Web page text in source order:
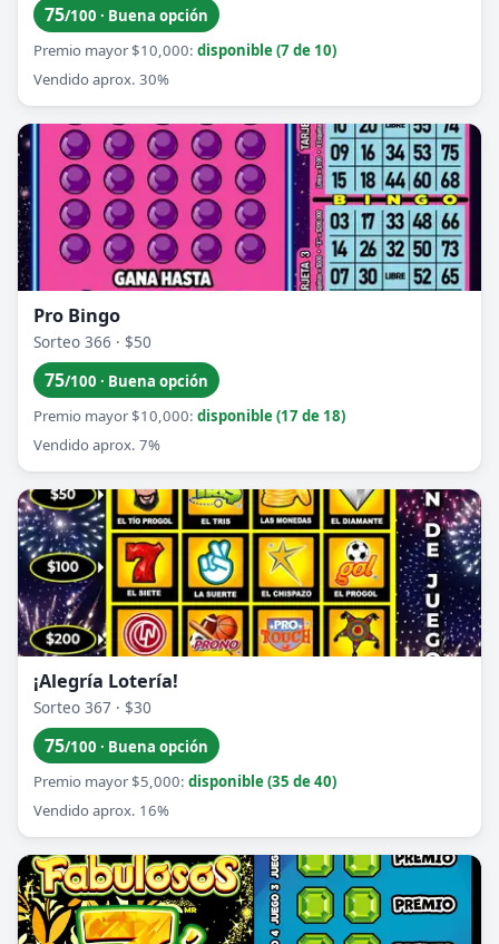
75/100 · Buena opción
Premio mayor $10,000: disponible (7 de 10)
Vendido aprox. 30%
Pro Bingo
Sorteo 366 · $50
75/100 · Buena opción
Premio mayor $10,000: disponible (17 de 18)
Vendido aprox. 7%
¡Alegría Lotería!
Sorteo 367 · $30
75/100 · Buena opción
Premio mayor $5,000: disponible (35 de 40)
Vendido aprox. 16%